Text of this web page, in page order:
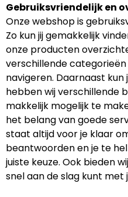
Gebruiksvriendelijk en
Onze webshop is
Zo kun jij gemakkelijk
onze producten
verschillende
navigeren. Daarnaast
hebben wij verschillende
makkelijk mogelijk te
het belang van goede
staat altijd voor je klaar
beantwoorden en je te
juiste keuze. Ook bieden
snel aan de slag kunt met